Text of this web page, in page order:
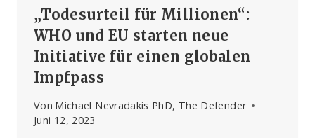
ZU
INSTITUTIONALISIEREN.
„Todesurteil für Millionen“:
WHO und EU starten neue
Initiative für einen globalen
Impfpass
Von Michael Nevradakis PhD, The Defender
Juni 12, 2023